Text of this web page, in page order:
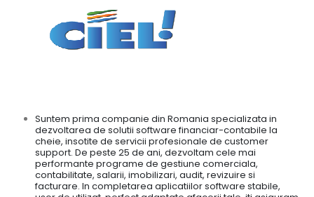
Suntem prima companie din Romania specializata in
dezvoltarea de solutii software financiar-contabile la
cheie, insotite de servicii profesionale de customer
support. De peste 25 de ani, dezvoltam cele mai
performante programe de gestiune comerciala,
contabilitate, salarii, imobilizari, audit, revizuire si
facturare. In completarea aplicatiilor software stabile,